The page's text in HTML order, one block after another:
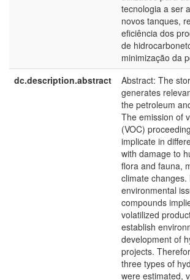
tecnologia a ser
novos tanques,
eficiência dos
de
minimização da
dc.description.abstract
Abstract: The
generates
the petroleum
The emission of
(VOC)
implicate in
with damage to
flora and fauna,
climate
environmental
compounds
volatilized
establish
development of
projects.
three types of
were estimated,